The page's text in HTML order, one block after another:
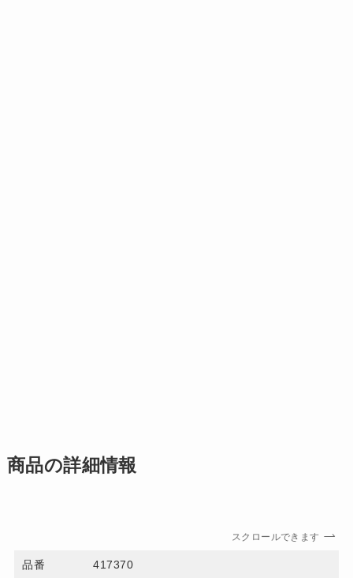
商品の詳細情報
スクロールできます
品番 417370